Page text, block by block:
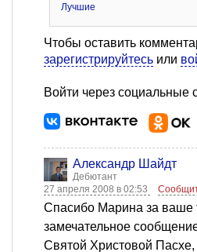
Лучшие
Чтобы оставить
зарегистрируйтесь или
Войти через социальные
Александр Шайдт
Дебютант
27 апреля 2008 в 02:53
Cпасибо Марина за ваше
замечательное
Святой Христовой Пасхе,